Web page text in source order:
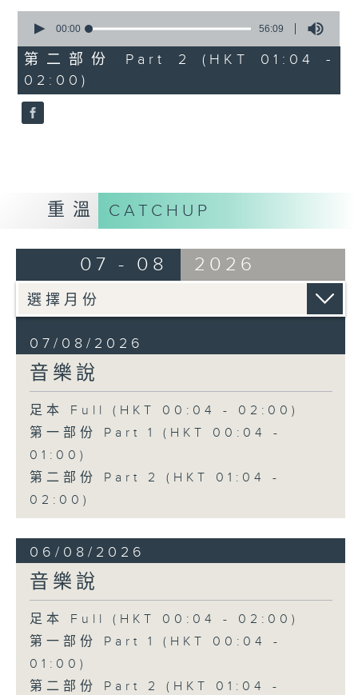
seconds
56
minutes,
9
seconds
00:00 56:09
第二部份 Part 2 (HKT 01:04 -
02:00)
重溫 CATCHUP
07 - 08 2026
07/08/2026
音樂說
足本 Full (HKT 00:04 - 02:00)
第一部份 Part 1 (HKT 00:04 -
01:00)
第二部份 Part 2 (HKT 01:04 -
02:00)
06/08/2026
音樂說
足本 Full (HKT 00:04 - 02:00)
第一部份 Part 1 (HKT 00:04 -
01:00)
第二部份 Part 2 (HKT 01:04 -